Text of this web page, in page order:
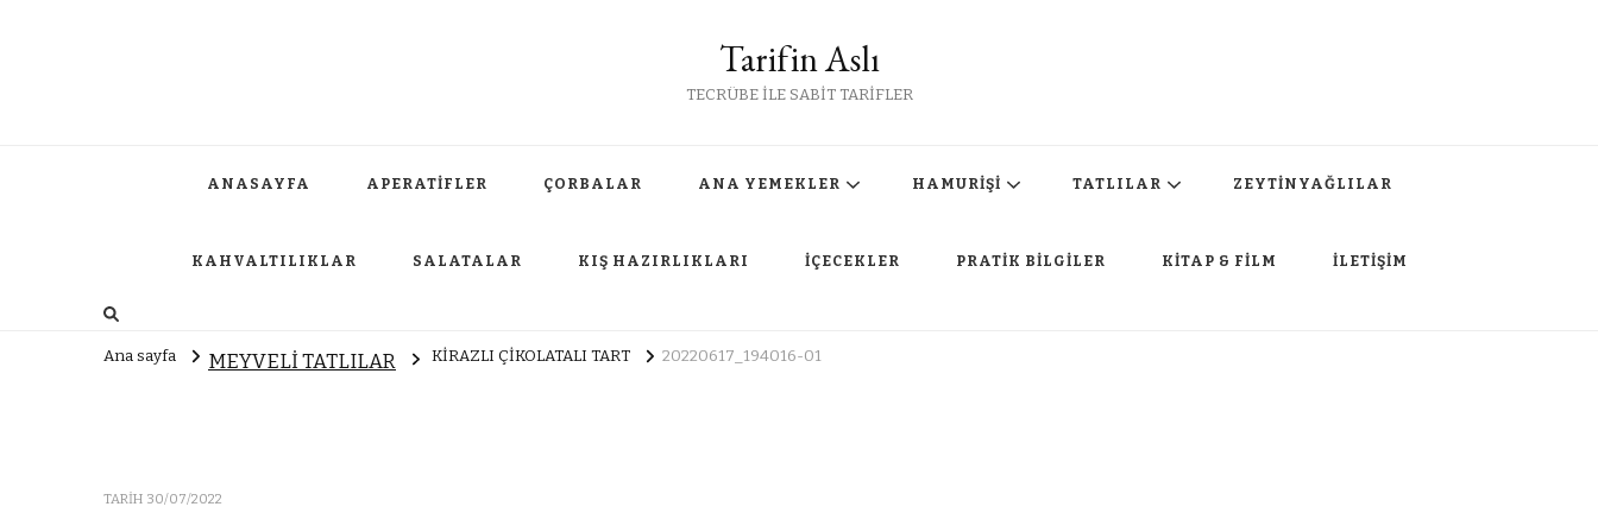
Tarifin Aslı
TECRÜBE İLE SABİT TARİFLER
ANASAYFA APERATİFLER ÇORBALAR ANA YEMEKLER HAMURİŞİ TATLILAR ZEYTİNYAĞLILAR
KAHVALTILIKLAR SALATALAR KIŞ HAZIRLIKLARI İÇECEKLER PRATİK BİLGİLER KİTAP & FİLM İLETİŞİM
Ana sayfa MEYVELİ TATLILAR KİRAZLI ÇİKOLATALI TART 20220617_194016-01
TARIH 30/07/2022